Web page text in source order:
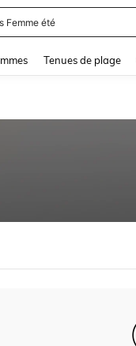
Femme été
Tenues de plage